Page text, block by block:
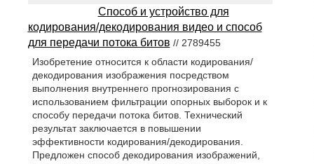
Способ и устройство для
кодирования/декодирования видео и способ
для передачи потока битов // 2789455
Изобретение относится к области кодирования/
декодирования изображения посредством
выполнения внутреннего прогнозирования с
использованием фильтрации опорных выборок и к
способу передачи потока битов. Технический
результат заключается в повышении
эффективности кодирования/декодирования.
Предложен способ декодирования изображений,